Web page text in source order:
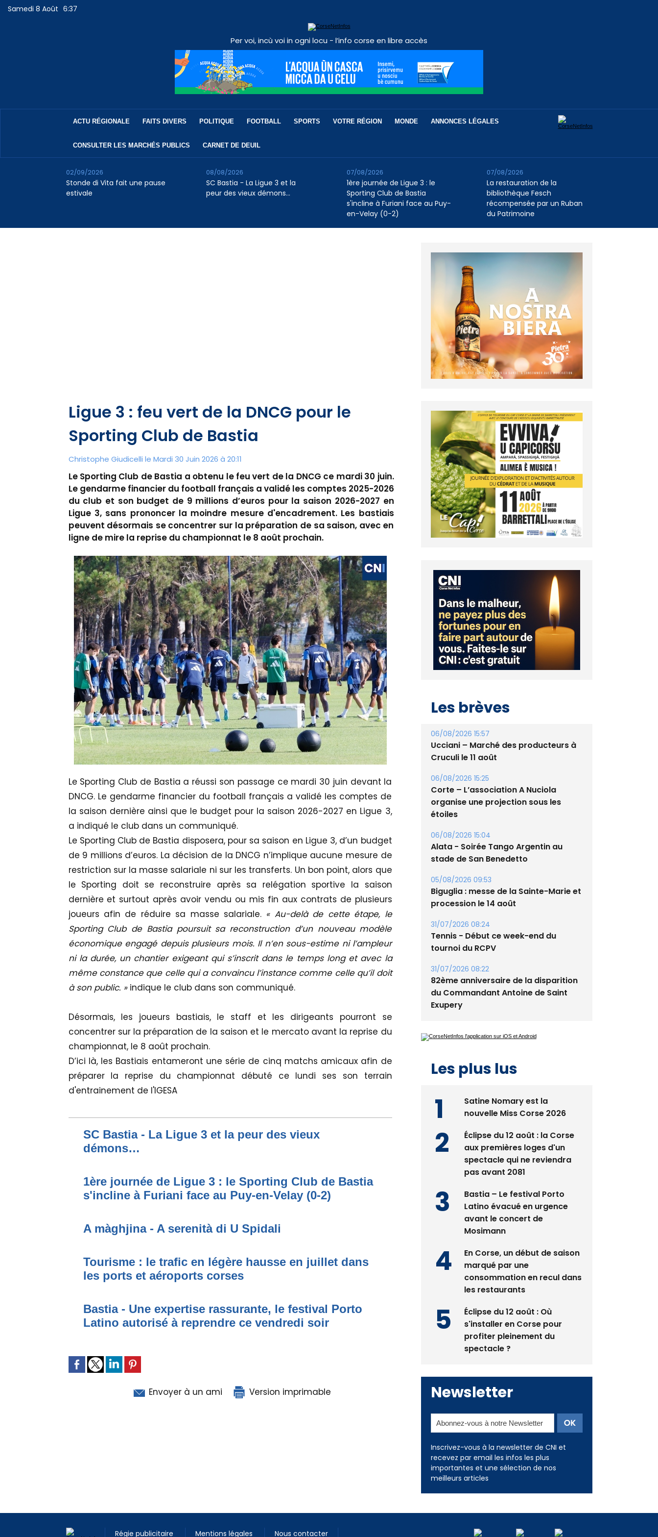
Samedi 8 Août 6:37
Per voi, incù voi in ogni locu - l’info corse en libre accès
ACTU RÉGIONALE FAITS DIVERS POLITIQUE FOOTBALL SPORTS VOTRE RÉGION MONDE ANNONCES LÉGALES
CONSULTER LES MARCHÉS PUBLICS CARNET DE DEUIL
Stonde di Vita fait une pause
estivale
02/09/2026
SC Bastia - La Ligue 3 et la
peur des vieux démons…
08/08/2026
1ère journée de Ligue 3 : le
Sporting Club de Bastia
s'incline à Furiani face au Puy-
en-Velay (0-2)
07/08/2026
La restauration de la
bibliothèque Fesch
récompensée par un Ruban
du Patrimoine
07/08/2026
Ligue 3 : feu vert de la DNCG pour le
Sporting Club de Bastia
Christophe Giudicelli le Mardi 30 Juin 2026 à 20:11
Le Sporting Club de Bastia a obtenu le feu vert de la DNCG ce mardi 30 juin.
Le gendarme financier du football français a validé les comptes 2025-2026
du club et son budget de 9 millions d’euros pour la saison 2026-2027 en
Ligue 3, sans prononcer la moindre mesure d'encadrement. Les bastiais
peuvent désormais se concentrer sur la préparation de sa saison, avec en
ligne de mire la reprise du championnat le 8 août prochain.
Le Sporting Club de Bastia a réussi son passage ce mardi 30 juin devant la
DNCG. Le gendarme financier du football français a validé les comptes de
la saison dernière ainsi que le budget pour la saison 2026-2027 en Ligue 3,
a indiqué le club dans un communiqué.
Le Sporting Club de Bastia disposera, pour sa saison en Ligue 3, d’un budget
de 9 millions d’euros. La décision de la DNCG n’implique aucune mesure de
restriction sur la masse salariale ni sur les transferts. Un bon point, alors que
le Sporting doit se reconstruire après sa relégation sportive la saison
dernière et surtout après avoir vendu ou mis fin aux contrats de plusieurs
joueurs afin de réduire sa masse salariale. « Au-delà de cette étape, le
Sporting Club de Bastia poursuit sa reconstruction d’un nouveau modèle
économique engagé depuis plusieurs mois. Il n’en sous-estime ni l’ampleur
ni la durée, un chantier exigeant qui s’inscrit dans le temps long et avec la
même constance que celle qui a convaincu l’instance comme celle qu’il doit
à son public. »indique le club dans son communiqué.
Désormais, les joueurs bastiais, le staff et les dirigeants pourront se
concentrer sur la préparation de la saison et le mercato avant la reprise du
championnat, le 8 août prochain.
D’ici là, les Bastiais entameront une série de cinq matchs amicaux afin de
préparer la reprise du championnat débuté ce lundi ses son terrain
d'entrainement de l'IGESA
SC Bastia - La Ligue 3 et la peur des vieux
démons…
1ère journée de Ligue 3 : le Sporting Club de Bastia
s'incline à Furiani face au Puy-en-Velay (0-2)
A màghjina - A serenità di U Spidali
Tourisme : le trafic en légère hausse en juillet dans
les ports et aéroports corses
Bastia - Une expertise rassurante, le festival Porto
Latino autorisé à reprendre ce vendredi soir
Envoyer à un ami Version imprimable
Les brèves
06/08/2026 15:57
Cruculi le 11 août
06/08/2026 15:25
Corte – L’association A Nuciola
étoiles
06/08/2026 15:04
stade de San Benedetto
05/08/2026 09:53
procession le 14 août
31/07/2026 08:24
tournoi du RCPV
31/07/2026 08:22
82ème anniversaire de la disparition
nouvelle Miss Corse 2026
Éclipse du 12 août : la Corse
aux premières loges d'un
pas avant 2081
Bastia – Le festival Porto
Latino évacué en urgence
Mosimann
En Corse, un début de saison
marqué par une
les restaurants
Éclipse du 12 août : Où
s'installer en Corse pour
Newsletter
Inscrivez-vous à la newsletter de CNI et
recevez par email les infos les plus